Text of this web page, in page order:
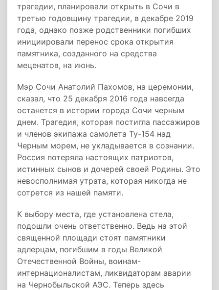
трагедии, планировали открыть в Сочи в
третью годовщину трагедии, в декабре 2019
года, однако позже родственники погибших
инициировали перенос срока открытия
памятника, созданного на средства
меценатов, на июнь.
Мэр Сочи Анатолий Пахомов, на церемонии,
сказал, что 25 декабря 2016 года навсегда
останется в истории города Сочи черным
днем. Трагедия, которая постигла пассажиров
и членов экипажа самолета Ту-154 над
Черным морем, не укладывается в сознании.
Россия потеряла настоящих патриотов,
истинных сынов и дочерей своей Родины. Это
невосполнимая утрата, которая никогда не
сотрется из нашей памяти.
К выбору места, где установлена стела,
подошли очень ответственно. Ведь на этой
священной площади стоят памятники
адлерцам, погибшим в годы Великой
Отечественной Войны, воинам-
интернационалистам, ликвидаторам аварии
на Чернобыльской АЭС. Теперь здесь